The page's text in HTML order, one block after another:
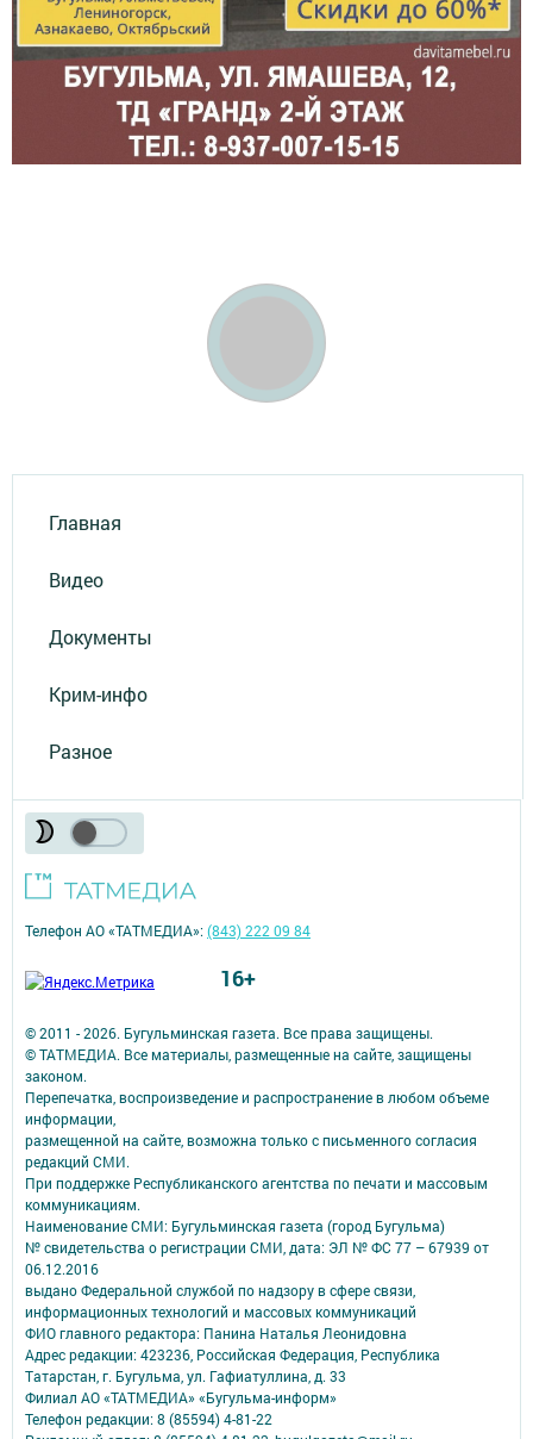
Главная
Видео
Документы
Крим-инфо
Разное
© 2011 - 2026. Бугульминская газета. Все права защищены.
© ТАТМЕДИА. Все материалы, размещенные на сайте, защищены
законом.
Перепечатка, воспроизведение и распространение в любом объеме
информации,
размещенной на сайте, возможна только с письменного согласия
редакций СМИ.
При поддержке Республиканского агентства по печати и массовым
коммуникациям.
Наименование СМИ: Бугульминская газета (город Бугульма)
№ свидетельства о регистрации СМИ, дата: ЭЛ № ФС 77 – 67939 от
06.12.2016
выдано Федеральной службой по надзору в сфере связи,
информационных технологий и массовых коммуникаций
ФИО главного редактора: Панина Наталья Леонидовна
Адрес редакции: 423236, Российская Федерация, Республика
Татарстан, г. Бугульма, ул. Гафиатуллина, д. 33
Филиал АО «ТАТМЕДИА» «Бугульма-информ»
Телефон редакции: 8 (85594) 4-81-22
Телефон АО «ТАТМЕДИА»:(843) 222 09 84
16+